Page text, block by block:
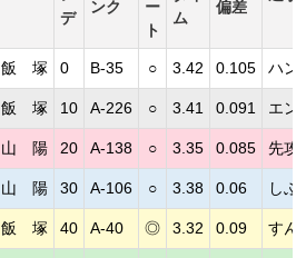
デ
ンク
ー
ト
ム
偏差
飯 塚 0 B-35 ○ 3.42 0.105 ハン
飯 塚 10 A-226 ○ 3.41 0.091 エン
山 陽 20 A-138 ○ 3.35 0.085 先攻
山 陽 30 A-106 ○ 3.38 0.06 しぶ
飯 塚 40 A-40 ◎ 3.32 0.09 すん